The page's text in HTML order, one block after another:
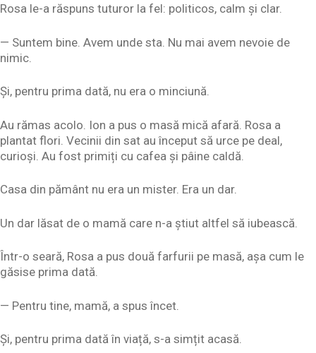
Rosa le-a răspuns tuturor la fel: politicos, calm și clar.
— Suntem bine. Avem unde sta. Nu mai avem nevoie de
nimic.
Și, pentru prima dată, nu era o minciună.
Au rămas acolo. Ion a pus o masă mică afară. Rosa a
plantat flori. Vecinii din sat au început să urce pe deal,
curioși. Au fost primiți cu cafea și pâine caldă.
Casa din pământ nu era un mister. Era un dar.
Un dar lăsat de o mamă care n-a știut altfel să iubească.
Într-o seară, Rosa a pus două farfurii pe masă, așa cum le
găsise prima dată.
— Pentru tine, mamă, a spus încet.
Și, pentru prima dată în viață, s-a simțit acasă.